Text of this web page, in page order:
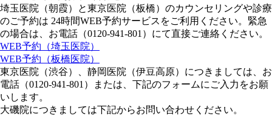
埼玉医院（朝霞）
と東京医院（板橋） のカウンセリングや診療
のご予約は 24時間WEB予約サービス をご利用ください。緊急
の場合は、お電話（0120-941-801 ）にて直接ご連絡ください。
WEB予約（埼玉医院）
WEB予約（板橋医院）
東京医院（渋谷）
静岡医院（伊豆高原） につきましては、 お
電話 （0120-941-801 ）または、下記のフォームにご入力をお願
いします。
大磯院につきましては下記からお問い合わせください。